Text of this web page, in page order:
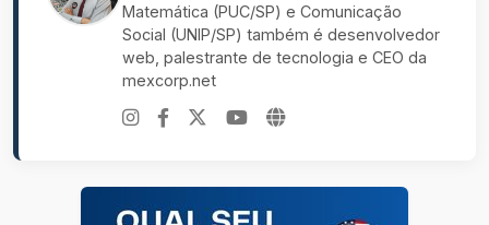
Matemática (PUC/SP) e Comunicação
Social (UNIP/SP) também é desenvolvedor
web, palestrante de tecnologia e CEO da
mexcorp.net